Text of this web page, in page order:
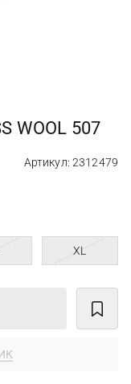
WOOL 507
Артикул: 2312479
XL